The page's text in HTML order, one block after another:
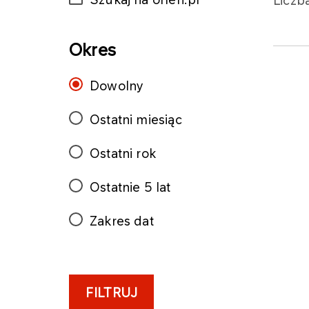
Okres
Dowolny
Ostatni miesiąc
Ostatni rok
Ostatnie 5 lat
Zakres dat
FILTRUJ